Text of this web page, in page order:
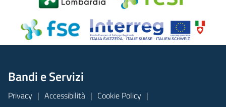
Bandi e Servizi
Privacy Accessibilità
Cookie Policy